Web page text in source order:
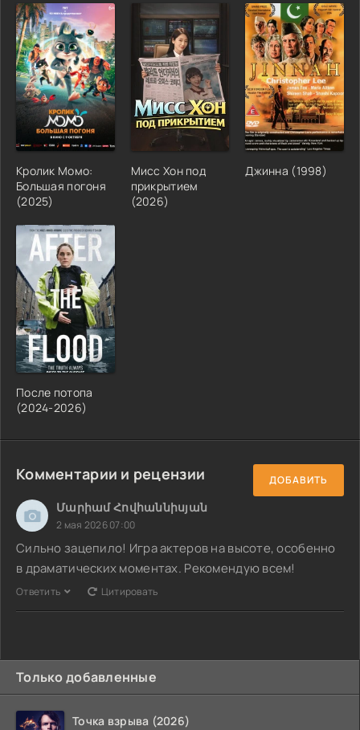
Кролик Момо:
Большая погоня
(2025)
Мисс Хон под
прикрытием
(2026)
Джинна (1998)
После потопа
(2024-2026)
Комментарии и рецензии ДОБАВИТЬ
Մարիամ Հովհաննիսյան
2 мая 2026 07:00
Сильно зацепило! Игра актеров на высоте, особенно
в драматических моментах. Рекомендую всем!
Ответить Цитировать
Только добавленные
Точка взрыва (2026)